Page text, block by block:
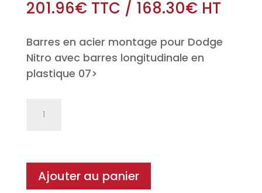
201.96€TTC / 168.30€HT
Barres en acier montage pour Dodge
Nitro avec barres longitudinale en
plastique 07>
barres
Ajouter au panier